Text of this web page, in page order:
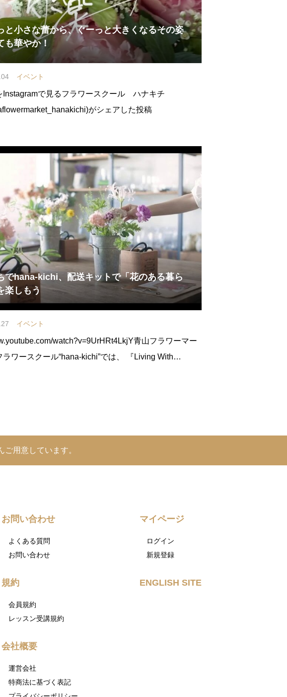
と小さな蕾から、ぐーっと大きくなるその姿
も華やか！
イベント
Instagramで見るフラワースクール ハナキチ
がシェアした投稿
でhana-kichi、配送キットで「花のある暮ら
楽しもう
イベント
watch?v=9UrHRt4LkjY青山フラワーマー
ラワースクール“hana-kichi”では、 『Living With
用意しています。
お問い合わせ
よくある質問
お問い合わせ
規約
会員規約
レッスン受講規約
会社概要
運営会社
特商法に基づく表記
マイページ
ログイン
新規登録
ENGLISH SITE